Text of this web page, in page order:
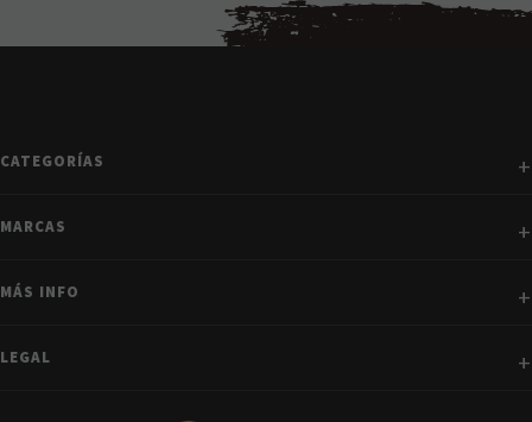
CATEGORÍAS
MARCAS
MÁS INFO
LEGAL